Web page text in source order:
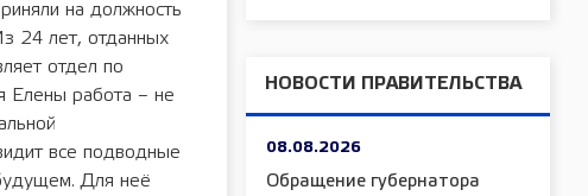
на должность
24 лет, отданных
отдел по
Елены работа – не
все подводные
Для неё
НОВОСТИ ПРАВИТЕЛЬСТВА
08.08.2026
Обращение губернатора